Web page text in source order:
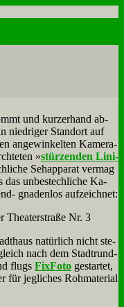
und kur­zer­hand ab­
nied­ri­ger Stand­ort auf
an­ge­win­kel­ten Ka­me­ra­
»stür­zen­den Li­ni­
Seh­ap­pa­rat ver­mag
das un­be­stech­li­che Ka­
gna­den­los auf­zeich­net:
na­tür­lich nicht ste­
nach dem Stadt­rund­
flugs Fix­Fo­to ge­star­tet,
für jeg­li­ches Roh­ma­te­ri­al